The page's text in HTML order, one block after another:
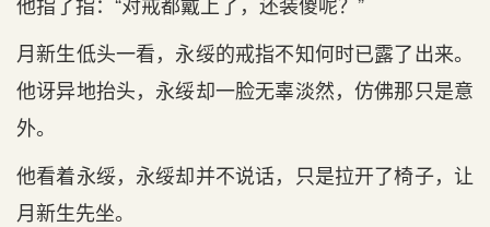
月新生低头一看，永绥的戒指不知何时已露了出来。
他讶异地抬头，永绥却一脸无辜淡然，仿佛那只是意
外。
他看着永绥，永绥却并不说话，只是拉开了椅子，让
月新生先坐。